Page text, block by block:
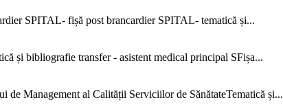
SPITAL- fișă post brancardier SPITAL- tematică și...
și bibliografie transfer - asistent medical principal SFișa...
Management al Calității Serviciilor de SănătateTematică și...